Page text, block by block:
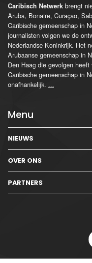
Caribisch Netwerk brengt
Aruba, Bonaire, Curaçao,
Caribische gemeenschap in
journalisten volgen we de
Nederlandse Koninkrijk. Het
Arubaanse gemeenschap in
Den Haag die gevolgen
Caribische gemeenschap in
onafhankelijk. ...
Menu
NIEUWS
OVER ONS
PARTNERS